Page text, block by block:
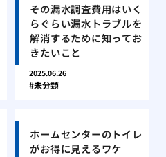
その漏水調査費用はいく
らぐらい漏水トラブルを
解消するために知ってお
きたいこと
2025.06.26
未分類
ホームセンターのトイレ
がお得に見えるワケ